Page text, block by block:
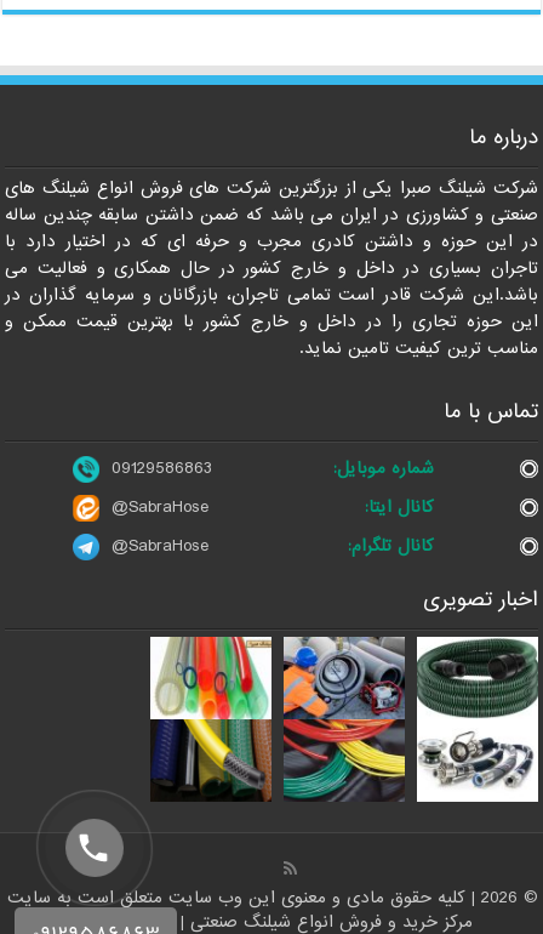
درباره ما
شرکت شیلنگ صبرا یکی از بزرگترین شرکت های فروش انواع شیلنگ های
صنعتی و کشاورزی در ایران می باشد که ضمن داشتن سابقه چندین ساله
در این حوزه و داشتن کادری مجرب و حرفه ای که در اختیار دارد با
تاجران بسیاری در داخل و خارج کشور در حال همکاری و فعالیت می
باشد.این شرکت قادر است تمامی تاجران، بازرگانان و سرمایه گذاران در
این حوزه تجاری را در داخل و خارج کشور با بهترین قیمت ممکن و
مناسب ترین کیفیت تامین نماید.
تماس با ما
شماره موبایل:
09129586863
کانال ایتا:
@SabraHose
کانال تلگرام:
@SabraHose
اخبار تصویری
© 2026 | کلیه حقوق مادی و معنوی این وب سایت متعلق است به سایت
مرکز خرید و فروش انواع شیلنگ صنعتی | فروشگاه شلنگ